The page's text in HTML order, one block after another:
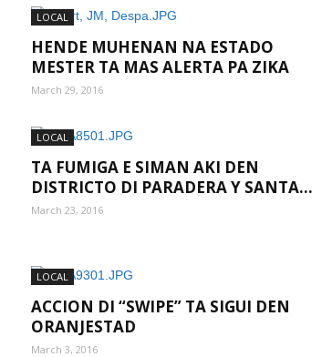
LOCAL
HENDE MUHENAN NA ESTADO
MESTER TA MAS ALERTA PA ZIKA
March 29, 2016
LOCAL
TA FUMIGA E SIMAN AKI DEN
DISTRICTO DI PARADERA Y SANTA...
March 23, 2016
LOCAL
ACCION DI “SWIPE” TA SIGUI DEN
ORANJESTAD
March 3, 2016